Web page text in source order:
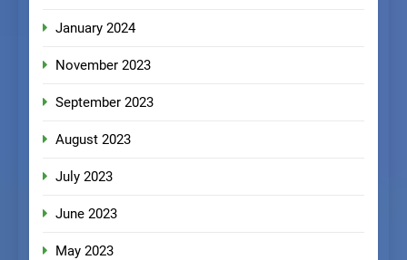
January 2024
November 2023
September 2023
August 2023
July 2023
June 2023
May 2023